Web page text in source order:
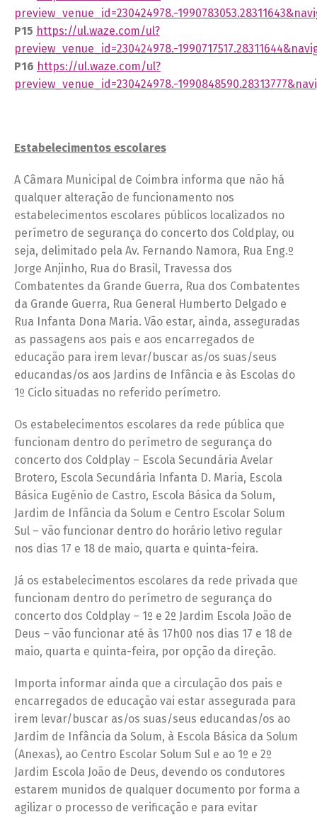
preview_venue_id=230424978.-
P15 https://ul.waze.com/ul?
preview_venue_id=230424978.-
P16 https://ul.waze.com/ul?
preview_venue_id=230424978.-
Estabelecimentos escolares
A Câmara Municipal de Coimbra informa que não há
qualquer alteração de funcionamento nos
estabelecimentos escolares públicos localizados no
perímetro de segurança do concerto dos Coldplay, ou
seja, delimitado pela Av. Fernando Namora, Rua Eng.º
Jorge Anjinho, Rua do Brasil, Travessa dos
Combatentes da Grande Guerra, Rua dos Combatentes
da Grande Guerra, Rua General Humberto Delgado e
Rua Infanta Dona Maria. Vão estar, ainda, asseguradas
as passagens aos pais e aos encarregados de
educação para irem levar/buscar as/os suas/seus
educandas/os aos Jardins de Infância e às Escolas do
1º Ciclo situadas no referido perímetro.
Os estabelecimentos escolares da rede pública que
funcionam dentro do perímetro de segurança do
concerto dos Coldplay – Escola Secundária Avelar
Brotero, Escola Secundária Infanta D. Maria, Escola
Básica Eugénio de Castro, Escola Básica da Solum,
Jardim de Infância da Solum e Centro Escolar Solum
Sul – vão funcionar dentro do horário letivo regular
nos dias 17 e 18 de maio, quarta e quinta-feira.
Já os estabelecimentos escolares da rede privada que
funcionam dentro do perímetro de segurança do
concerto dos Coldplay – 1º e 2º Jardim Escola João de
Deus – vão funcionar até às 17h00 nos dias 17 e 18 de
maio, quarta e quinta-feira, por opção da direção.
Importa informar ainda que a circulação dos pais e
encarregados de educação vai estar assegurada para
irem levar/buscar as/os suas/seus educandas/os ao
Jardim de Infância da Solum, à Escola Básica da Solum
(Anexas), ao Centro Escolar Solum Sul e ao 1º e 2º
Jardim Escola João de Deus, devendo os condutores
estarem munidos de qualquer documento por forma a
agilizar o processo de verificação e para evitar